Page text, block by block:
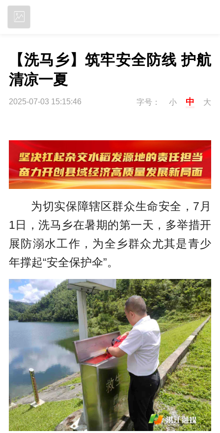
【洗马乡】筑牢安全防线 护航
清凉一夏
2025-07-03 15:15:46 字号： 小 中 大
为切实保障辖区群众生命安全，7月
1日，洗马乡在暑期的第一天，多举措开
展防溺水工作，为全乡群众尤其是青少
年撑起“安全保护伞”。